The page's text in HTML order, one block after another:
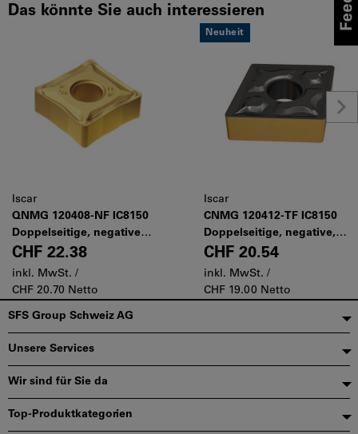
Das könnte Sie auch interessieren
Iscar
QNMG 120408-NF IC8150
Doppelseitige, negative
Wendeschneidplatte mit
vier 80°-Schneidkanten
zum Schlichten
CHF 22.38
inkl. MwSt. /
CHF 20.70 Netto
Neuheit
Iscar
CNMG 120412-TF IC8150
Doppelseitige, negative,
rhombische 80°-
Wendeschneidplatte für die
Bearbeitung einer Vielzahl
von Werkstückstoffen mit
mittleren Schnittparametern
CHF 20.54
inkl. MwSt. /
CHF 19.00 Netto
Fußzeile
SFS Group Schweiz AG
Unsere Services
Wir sind für Sie da
Top-Produktkategorien